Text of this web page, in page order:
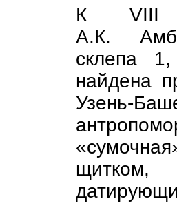
К VIII
А.К.
склепа
найдена
Узень-
щитком,